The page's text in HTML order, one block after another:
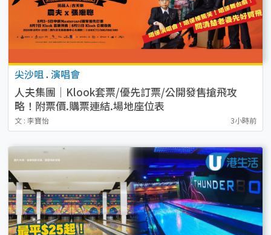
尖沙咀 . 演唱會
人夫集團｜Klook套票/優先訂票/公開發售搶飛攻
略！附票價.購票連結.場地座位表
文 : 李寶怡 3小時前